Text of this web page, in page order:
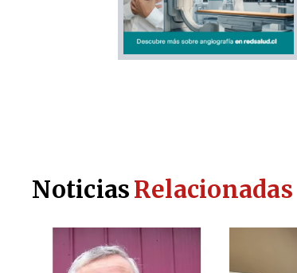
NoticiasRelacionadas